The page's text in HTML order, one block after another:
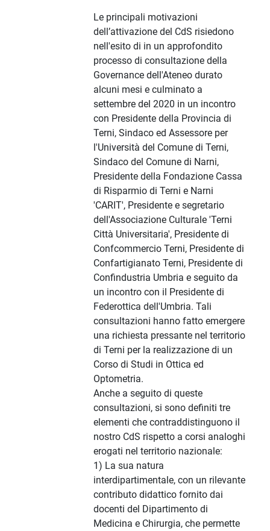
Le principali motivazioni
dell’attivazione del CdS risiedono
nell'esito di in un approfondito
processo di consultazione della
Governance dell'Ateneo durato
alcuni mesi e culminato a
settembre del 2020 in un incontro
con Presidente della Provincia di
Terni, Sindaco ed Assessore per
l'Università del Comune di Terni,
Sindaco del Comune di Narni,
Presidente della Fondazione Cassa
di Risparmio di Terni e Narni
'CARIT', Presidente e segretario
dell'Associazione Culturale 'Terni
Città Universitaria', Presidente di
Confcommercio Terni, Presidente di
Confartigianato Terni, Presidente di
Confindustria Umbria e seguito da
un incontro con il Presidente di
Federottica dell'Umbria. Tali
consultazioni hanno fatto emergere
una richiesta pressante nel territorio
di Terni per la realizzazione di un
Corso di Studi in Ottica ed
Optometria.
Anche a seguito di queste
consultazioni, si sono definiti tre
elementi che contraddistinguono il
nostro CdS rispetto a corsi analoghi
erogati nel territorio nazionale:
1) La sua natura
interdipartimentale, con un rilevante
contributo didattico fornito dai
docenti del Dipartimento di
Medicina e Chirurgia, che permette